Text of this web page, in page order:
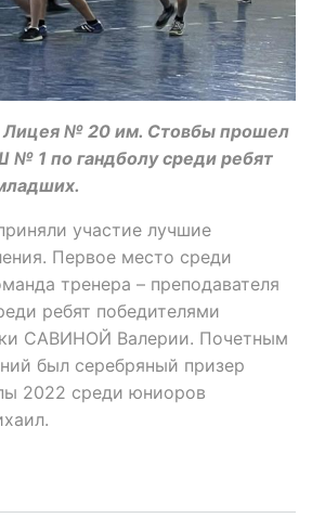
Лицея № 20 им. Стовбы прошел
1 по гандболу среди ребят
участие лучшие
Первое место среди
тренера – преподавателя
ребят победителями
САВИНОЙ Валерии. Почетным
был серебряный призер
2022 среди юниоров